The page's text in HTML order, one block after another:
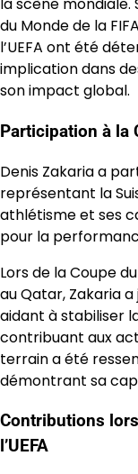
du Monde de la
l’UEFA ont été
implication dans
son impact global.
Participation à la
Denis Zakaria a
représentant la
athlétisme et ses
pour la
Lors de la Coupe
au Qatar, Zakaria
aidant à stabiliser
contribuant aux
terrain a été
démontrant sa
Contributions
l’UEFA